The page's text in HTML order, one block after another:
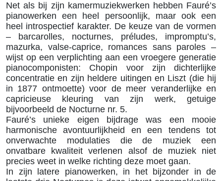
Net als bij zijn kamermuziekwerken hebben Fauré’s
pianowerken een heel persoonlijk, maar ook een
heel introspectief karakter. De keuze van de vormen
– barcarolles, nocturnes, préludes, impromptu’s,
mazurka, valse-caprice, romances sans paroles –
wijst op een verplichting aan een vroegere generatie
pianocomponisten: Chopin voor zijn dichterlijke
concentratie en zijn heldere uitingen en Liszt (die hij
in 1877 ontmoette) voor de meer veranderlijke en
capricieuse kleuring van zijn werk, getuige
bijvoorbeeld de Nocturne nr. 5.
Fauré’s unieke eigen bijdrage was een mooie
harmonische avontuurlijkheid en een tendens tot
onverwachte modulaties die de muziek een
onvatbare kwaliteit verlenen alsof de muziek niet
precies weet in welke richting deze moet gaan.
In zijn latere pianowerken, in het bijzonder in de